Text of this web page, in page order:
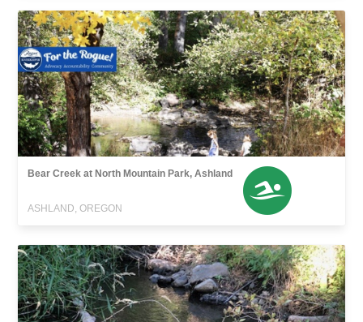
Bear Creek at North Mountain Park, Ashland
ASHLAND, OREGON